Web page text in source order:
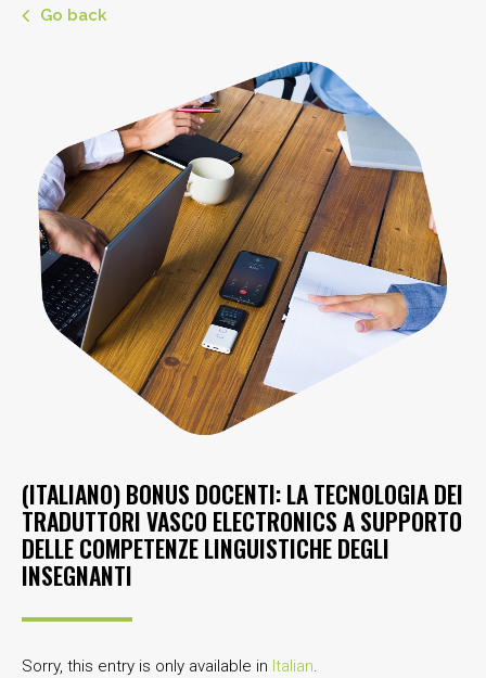
Go back
(ITALIANO) BONUS DOCENTI: LA TECNOLOGIA DEI
TRADUTTORI VASCO ELECTRONICS A SUPPORTO
DELLE COMPETENZE LINGUISTICHE DEGLI
INSEGNANTI
Sorry, this entry is only available in Italian.